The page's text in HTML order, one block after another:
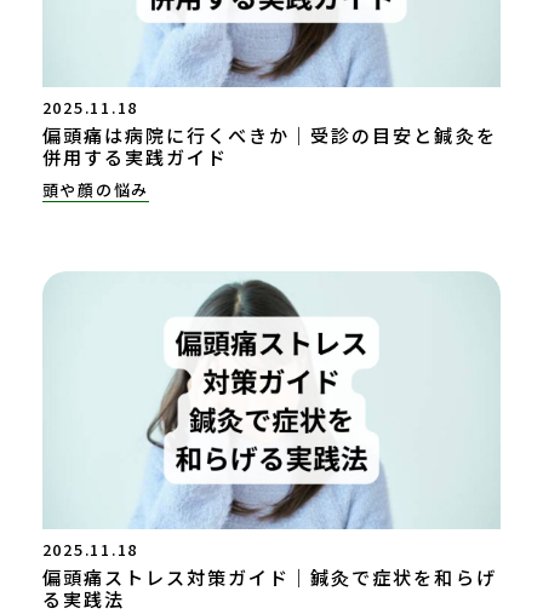
2025.11.18
偏頭痛は病院に行くべきか｜受診の目安と鍼灸を
併用する実践ガイド
頭や顔の悩み
2025.11.18
偏頭痛ストレス対策ガイド｜鍼灸で症状を和らげ
る実践法